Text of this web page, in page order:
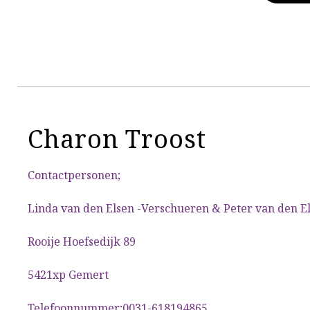
Charon Troost
Contactpersonen;
Linda van den Elsen -Verschueren & Peter van den
Rooije Hoefsedijk 89
5421xp Gemert